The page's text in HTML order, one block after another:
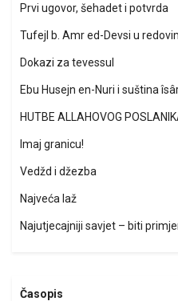
Prvi ugovor, šehadet i potvrda
Tufejl b. Amr ed-Devsi u
Dokazi za tevessul
Ebu Husejn en-Nuri i suština
HUTBE ALLAHOVOG
Imaj granicu!
Vedžd i džezba
Najveća laž
Najutjecajniji savjet – biti
Časopis